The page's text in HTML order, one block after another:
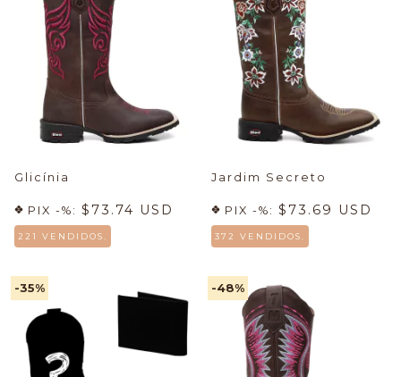
Glicínia
PIX -%: $73.74 USD
221 VENDIDOS.
Jardim Secreto
PIX -%: $73.69 USD
372 VENDIDOS.
-35% -48%